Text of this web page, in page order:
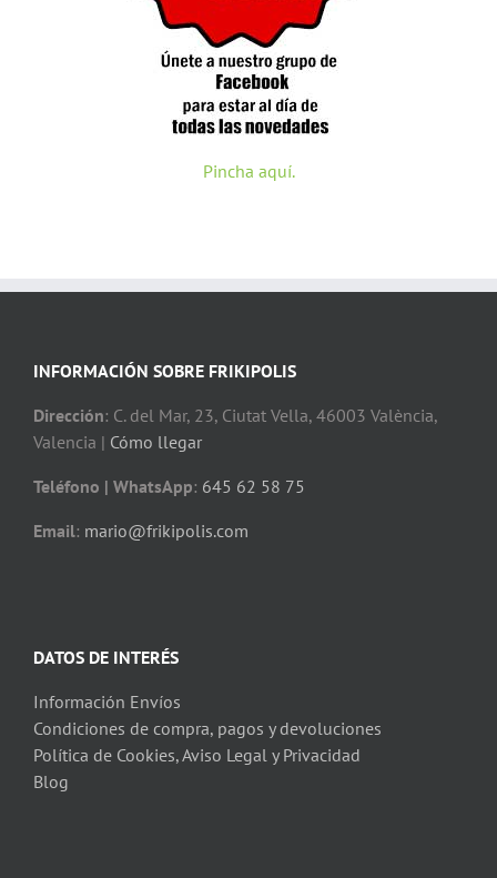
Pincha aquí.
INFORMACIÓN SOBRE FRIKIPOLIS
Dirección: C. del Mar, 23, Ciutat Vella, 46003 València,
Valencia | Cómo llegar
Teléfono | WhatsApp: 645 62 58 75
Email: mario@frikipolis.com
DATOS DE INTERÉS
Información Envíos
Condiciones de compra, pagos y devoluciones
Política de Cookies, Aviso Legal y Privacidad
Blog